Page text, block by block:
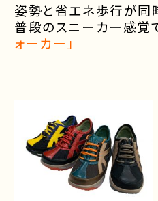
姿勢と省エネ歩行が同
普段のスニーカー感覚
ォーカー」